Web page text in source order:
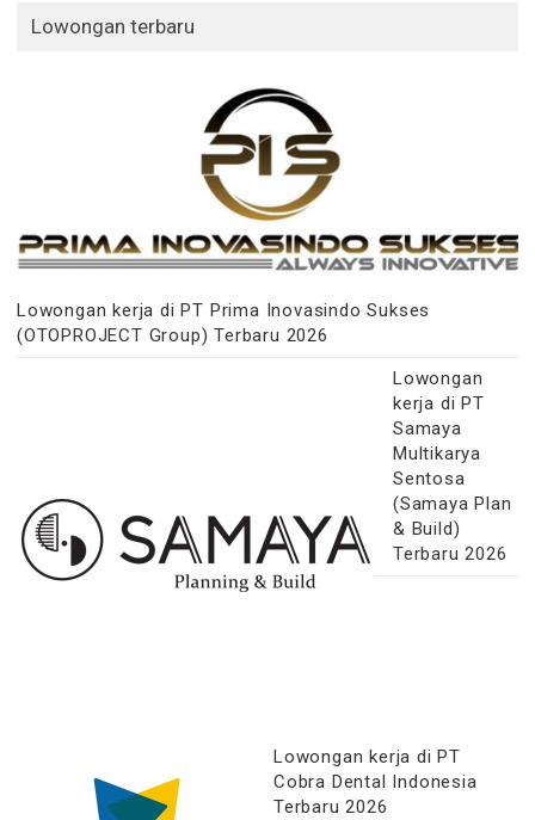
Lowongan terbaru
Lowongan kerja di PT Prima Inovasindo Sukses
(OTOPROJECT Group) Terbaru 2026
Lowongan
kerja di PT
Samaya
Multikarya
Sentosa
(Samaya Plan
& Build)
Terbaru 2026
Lowongan kerja di PT
Cobra Dental Indonesia
Terbaru 2026